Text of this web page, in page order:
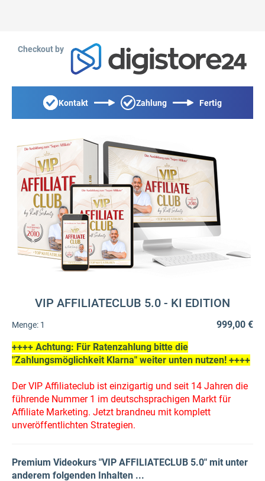
Checkout by
Kontakt Zahlung Fertig
VIP AFFILIATECLUB 5.0 - KI EDITION
Menge: 1
999,00 €
++++ Achtung: Für Ratenzahlung bitte die
"Zahlungsmöglichkeit Klarna" weiter unten nutzen! ++++
Der VIP Affiliateclub ist einzigartig und seit 14 Jahren die
führende Nummer 1 im deutschsprachigen Markt für
Affiliate Marketing. Jetzt brandneu mit komplett
unveröffentlichten Strategien.
Premium Videokurs "VIP AFFILIATECLUB 5.0" mit unter
anderem folgenden Inhalten ...